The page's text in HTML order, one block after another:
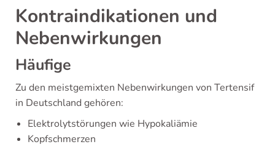
Kontraindikationen und
Nebenwirkungen
Häufige
Zu den meistgemixten Nebenwirkungen von Tertensif
in Deutschland gehören:
Elektrolytstörungen wie Hypokaliämie
Kopfschmerzen